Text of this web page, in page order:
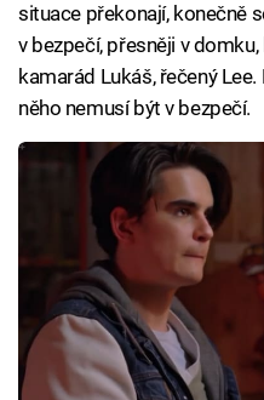
situace překonají, konečně
v bezpečí, přesněji v
kamarád Lukáš, řečený Lee.
něho nemusí být v bezpečí.